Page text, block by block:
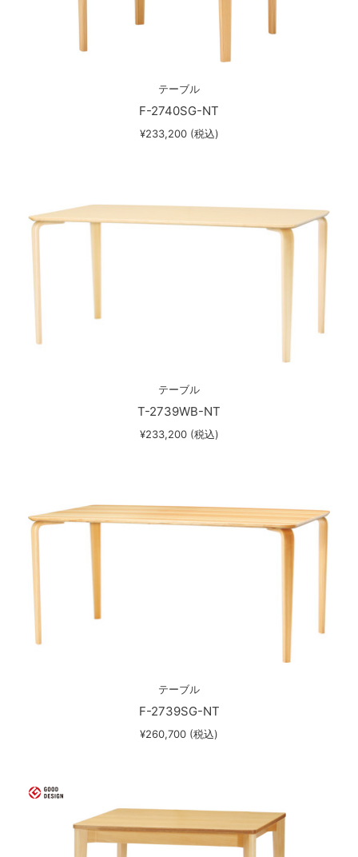
テーブル
F-2740SG-NT
¥233,200 (税込)
テーブル
T-2739WB-NT
¥233,200 (税込)
テーブル
F-2739SG-NT
¥260,700 (税込)